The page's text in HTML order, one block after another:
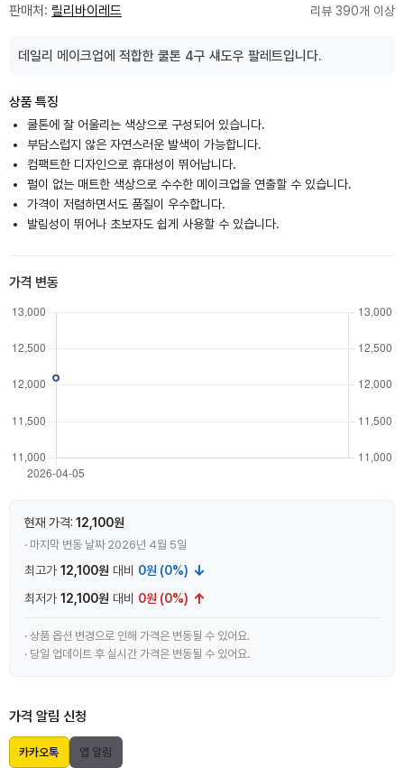
판매처: 릴리바이레드 리뷰 390개 이상
데일리 메이크업에 적합한 쿨톤 4구 섀도우 팔레트입니다.
상품 특징
쿨톤에 잘 어울리는 색상으로 구성되어 있습니다.
부담스럽지 않은 자연스러운 발색이 가능합니다.
컴팩트한 디자인으로 휴대성이 뛰어납니다.
펄이 없는 매트한 색상으로 수수한 메이크업을 연출할 수 있습니다.
가격이 저렴하면서도 품질이 우수합니다.
발림성이 뛰어나 초보자도 쉽게 사용할 수 있습니다.
가격 변동
현재 가격: 12,100원
· 마지막 변동 날짜 2026년 4월 5일
최고가 12,100원 대비 0원 (0%) ↓
최저가 12,100원 대비 0원 (0%) ↑
· 상품 옵션 변경으로 인해 가격은 변동될 수 있어요.
· 당일 업데이트 후 실시간 가격은 변동될 수 있어요.
가격 알림 신청
카카오톡 앱 알림